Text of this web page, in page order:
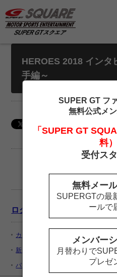
HEROES 2018 インタ
手編～
ログイン
カートを見る
新規ユーザー登録
パスワードをお忘れですか ?
SUPER GT フ
無料公式メ
「SUPER GT
料）
受付ス
無料メー
SUPERGTの最
ールで
メンバー
月替わりで
プレゼ